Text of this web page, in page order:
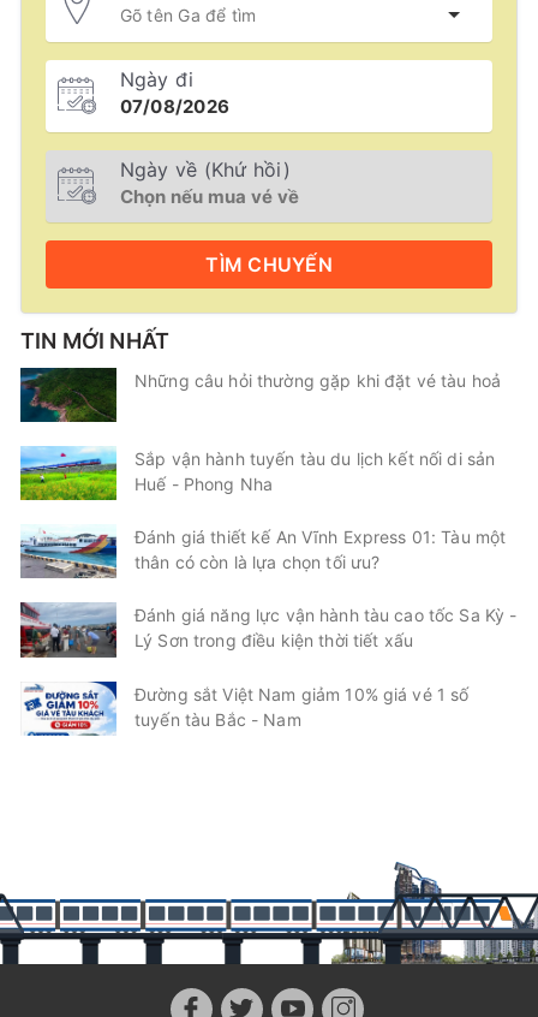
Ngày đi
Ngày về (Khứ hồi)
TÌM CHUYẾN
TIN MỚI NHẤT
Những câu hỏi thường gặp khi đặt vé tàu hoả
Sắp vận hành tuyến tàu du lịch kết nối di sản
Huế - Phong Nha
Đánh giá thiết kế An Vĩnh Express 01: Tàu một
thân có còn là lựa chọn tối ưu?
Đánh giá năng lực vận hành tàu cao tốc Sa Kỳ -
Lý Sơn trong điều kiện thời tiết xấu
Đường sắt Việt Nam giảm 10% giá vé 1 số
tuyến tàu Bắc - Nam